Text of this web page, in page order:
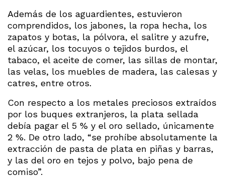
Además de los aguardientes, estuvieron
comprendidos, los jabones, la ropa hecha, los
zapatos y botas, la pólvora, el salitre y azufre,
el azúcar, los tocuyos o tejidos burdos, el
tabaco, el aceite de comer, las sillas de montar,
las velas, los muebles de madera, las calesas y
catres, entre otros.
Con respecto a los metales preciosos extraídos
por los buques extranjeros, la plata sellada
debía pagar el 5 % y el oro sellado, únicamente
2 %. De otro lado, “se prohíbe absolutamente la
extracción de pasta de plata en piñas y barras,
y las del oro en tejos y polvo, bajo pena de
comiso”.